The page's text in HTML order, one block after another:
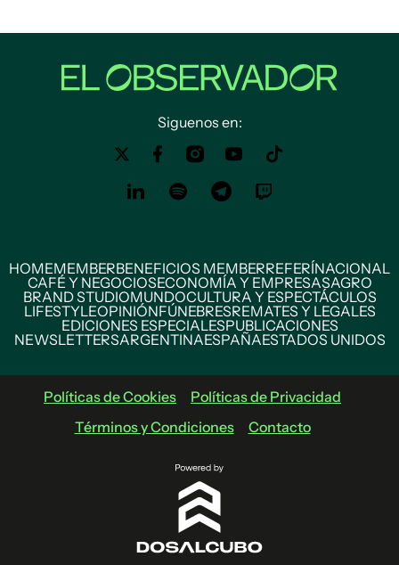
Siguenos en:
HOMEMEMBERBENEFICIOS MEMBERREFERÍNACIONAL
CAFÉ Y NEGOCIOSECONOMÍA Y EMPRESASAGRO
BRAND STUDIOMUNDOCULTURA Y ESPECTÁCULOS
LIFESTYLEOPINIÓNFÚNEBRESREMATES Y LEGALES
EDICIONES ESPECIALESPUBLICACIONES
NEWSLETTERSARGENTINAESPAÑAESTADOS UNIDOS
Políticas de Cookies
Políticas de Privacidad
Términos y Condiciones
Contacto